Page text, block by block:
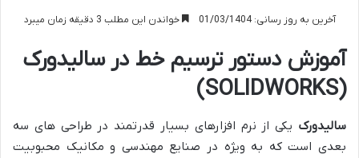
آخرین به روز رسانی: 01/03/1404 خواندن این مطلب 3 دقیقه زمان میبرد
آموزش دستور ترسیم خط در سالیدورک
(SOLIDWORKS)
سالیدورک یکی از نرم افزارهای بسیار قدرتمند در طراحی های سه
بعدی است که به ویژه در صنایع مهندسی و مکانیک محبوبیت